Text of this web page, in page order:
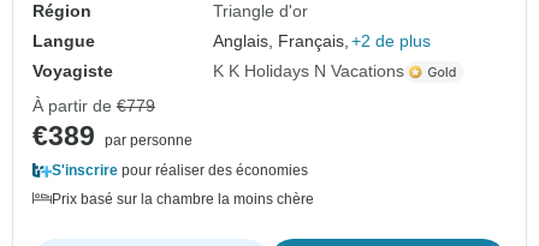
Région
Triangle d'or
Langue
Anglais, Français, +2 de plus
Voyagiste
K K Holidays N Vacations
À partir de €779
€389
par personne
S'inscrire pour réaliser des économies
Prix basé sur la chambre la moins chère